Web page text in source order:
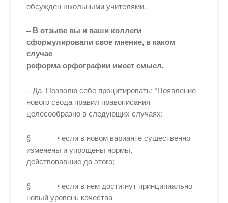
обсужден школьными учителями.
– В отзыве вы и ваши коллеги
сформулировали свое мнение, в каком
случае
реформа орфографии имеет смысл.
– Да. Позволю себе процитировать: “Появление
нового свода правил правописания
целесообразно в следующих случаях:
§ • если в новом варианте существенно
изменены и упрощены нормы,
действовавшие до этого;
§ • если в нем достигнут принципиально
новый уровень качества